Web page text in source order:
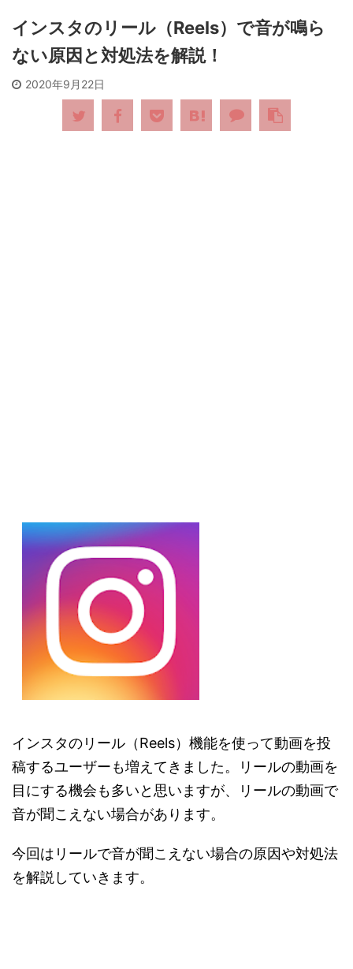
インスタのリール（Reels）で音が鳴ら
ない原因と対処法を解説！
2020年9月22日
インスタのリール（Reels）機能を使って動画を投
稿するユーザーも増えてきました。リールの動画を
目にする機会も多いと思いますが、リールの動画で
音が聞こえない場合があります。
今回はリールで音が聞こえない場合の原因や対処法
を解説していきます。